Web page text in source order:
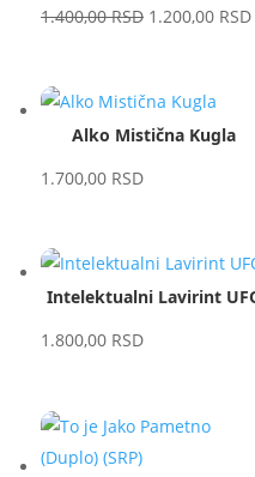
1.400,00RSD Original
1.400,00 RSD.
1.200,00 RSD
Alko Mistična Kugla
1.700,00 RSD
Intelektualni Lavirint
1.800,00 RSD